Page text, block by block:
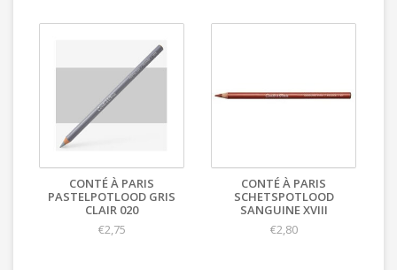
CONTÉ À PARIS
PASTELPOTLOOD GRIS
CLAIR 020
€2,75
CONTÉ À PARIS
SCHETSPOTLOOD
SANGUINE XVIII
€2,80